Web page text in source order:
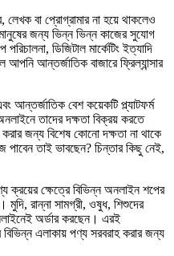
লেখক বা প্রোগ্রামার না হয়ে থাকলেও
মানুষের জন্য ভিন্ন ভিন্ন কাজের সুযোগ
ডিজিটাল মার্কেটিং ইত্যাদি
আপনি আন্তর্জাতিক বাজারে ফ্রিল্যান্সার
আন্তর্জাতিক বেশ কয়েকটি প্ল্যাটফর্ম
তাদের দক্ষতা বিক্রয় করতে
জন্য বিশেষ কোনো দক্ষতা না থাকে
পাবেন তাই ভাবছেন? চিন্তার কিছু নেই,
ক্রয়ের ক্ষেত্রে বিভিন্ন অনলাইন শপের
মুদি, রান্না সামগ্রী, ওষুধ, শিশুদের
অর্ডার করছেন। এরই
বিভিন্ন এলাকায় পণ্য সরবরাহ করার জন্য